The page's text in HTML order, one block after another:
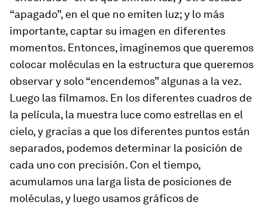
“apagado”, en el que no emiten luz; y lo más
importante, captar su imagen en diferentes
momentos. Entonces, imaginemos que queremos
colocar moléculas en la estructura que queremos
observar y solo “encendemos” algunas a la vez.
Luego las filmamos. En los diferentes cuadros de
la película, la muestra luce como estrellas en el
cielo, y gracias a que los diferentes puntos están
separados, podemos determinar la posición de
cada uno con precisión. Con el tiempo,
acumulamos una larga lista de posiciones de
moléculas, y luego usamos gráficos de